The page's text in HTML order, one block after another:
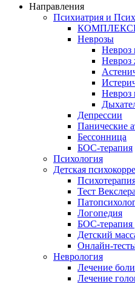
Направления
Психиатрия и
Неврозы
Невроз
Невроз
Невроз
Депрессии
Панические
Бессонница
БОС-терапия
Психология
Детская
Тест Векслера
Логопедия
БОС-терапия
Детский
Онлайн-
Неврология
Лечение боли
Лечение